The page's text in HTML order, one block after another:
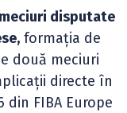
disputate
formația de
două meciuri
directe în
FIBA Europe